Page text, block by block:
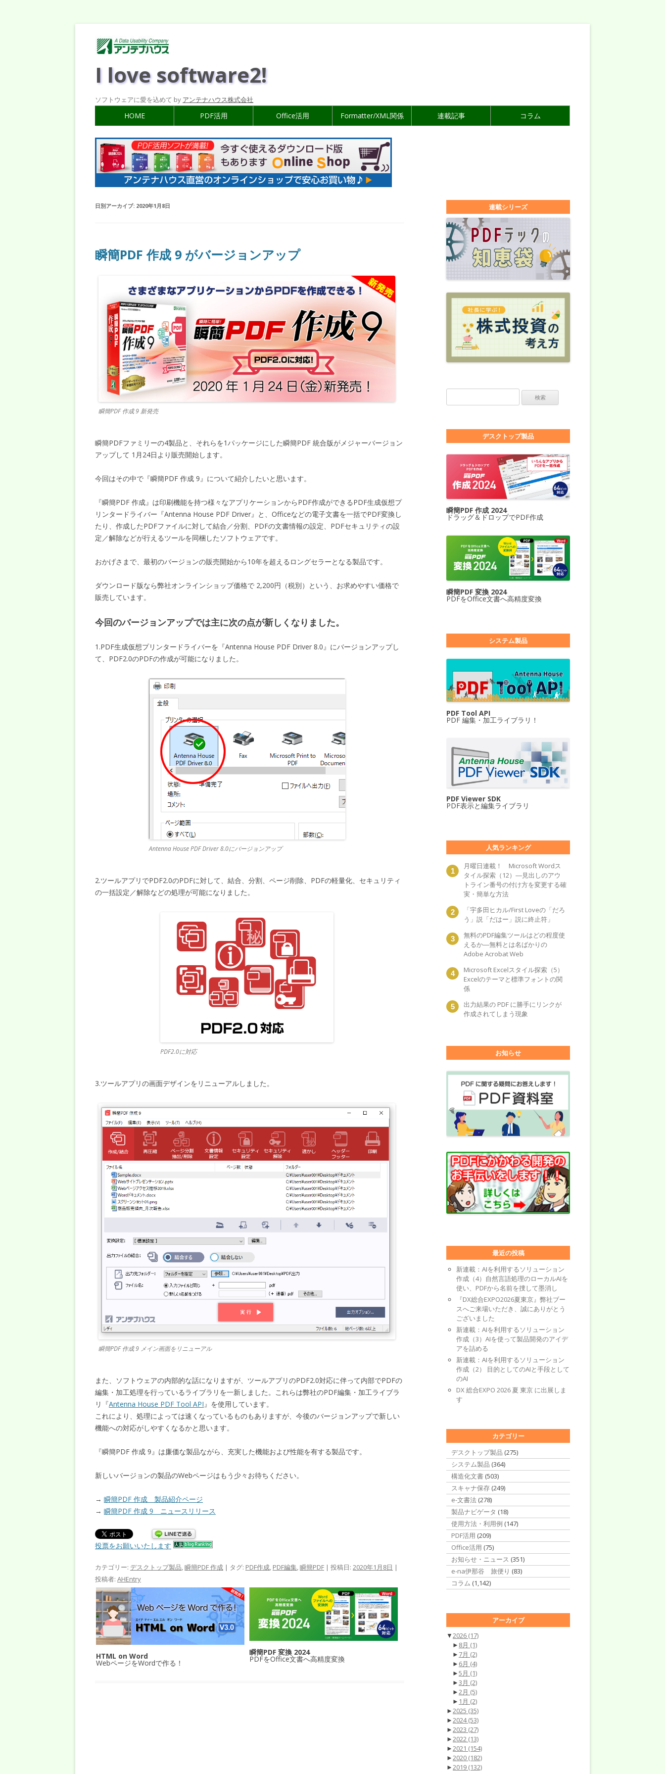
I love software2!
ソフトウェアに愛を込めて by アンテナハウス株式会社
HOME PDF活用 Office活用 Formatter/XML関係 連載記事 コラム
日別アーカイブ: 2020年1月8日
瞬簡PDF 作成 9 がバージョンアップ
瞬簡PDF 作成 9 新発売
瞬簡PDFファミリーの4製品と、それらを1パッケージにした瞬簡PDF 統合版がメジャーバージョン
アップして 1月24日より販売開始します。
今回はその中で『瞬簡PDF 作成 9』について紹介したいと思います。
『瞬簡PDF 作成』は印刷機能を持つ様々なアプリケーションからPDF作成ができるPDF生成仮想プ
リンタードライバー『Antenna House PDF Driver』と、Officeなどの電子文書を一括でPDF変換し
たり、作成したPDFファイルに対して結合／分割、PDFの文書情報の設定、PDFセキュリティの設
定／解除などが行えるツールを同梱したソフトウェアです。
おかげさまで、最初のバージョンの販売開始から10年を超えるロングセラーとなる製品です。
ダウンロード版なら弊社オンラインショップ価格で 2,200円（税別）という、お求めやすい価格で
販売しています。
今回のバージョンアップでは主に次の点が新しくなりました。
1.PDF生成仮想プリンタードライバーを『Antenna House PDF Driver 8.0』にバージョンアップし
て、PDF2.0のPDFの作成が可能になりました。
Antenna House PDF Driver 8.0にバージョンアップ
2.ツールアプリでPDF2.0のPDFに対して、結合、分割、ページ削除、PDFの軽量化、セキュリティ
の一括設定／解除などの処理が可能になりました。
PDF2.0に対応
3.ツールアプリの画面デザインをリニューアルしました。
瞬簡PDF 作成 9 メイン画面をリニューアル
また、ソフトウェアの内部的な話になりますが、ツールアプリのPDF2.0対応に伴って内部でPDFの
編集・加工処理を行っているライブラリを一新しました。これらは弊社のPDF編集・加工ライブラ
リ『Antenna House PDF Tool API』を使用しています。
これにより、処理によっては速くなっているものもありますが、今後のバージョンアップで新しい
機能への対応がしやすくなるかと思います。
『瞬簡PDF 作成 9』は廉価な製品ながら、充実した機能および性能を有する製品です。
新しいバージョンの製品のWebページはもう少々お待ちください。
→ 瞬簡PDF 作成 製品紹介ページ
→ 瞬簡PDF 作成 9 ニュースリリース
投票をお願いいたします
カテゴリー: デスクトップ製品,瞬簡PDF 作成 | タグ: PDF作成, PDF編集,瞬簡PDF | 投稿日: 2020年1月8日 |
投稿者: AHEntry
HTML on Word
WebページをWordで作る！
瞬簡PDF 変換 2024
PDFをOffice文書へ高精度変換
連載シリーズ
デスクトップ製品
瞬簡PDF 作成 2024
ドラッグ＆ドロップでPDF作成
瞬簡PDF 変換 2024
PDFをOffice文書へ高精度変換
システム製品
PDF Tool API
PDF 編集・加工ライブラリ！
PDF Viewer SDK
PDF表示と編集ライブラリ
人気ランキング
月曜日連載！ Microsoft Wordス
タイル探索（12）―見出しのアウ
トライン番号の付け方を変更する確
実・簡単な方法
「宇多田ヒカル/First Loveの「だろ
う」説「だはー」説に終止符」
無料のPDF編集ツールはどの程度使
えるか―無料とは名ばかりの
Adobe Acrobat Web
Microsoft Excelスタイル探索（5）
Excelのテーマと標準フォントの関
係
出力結果の PDF に勝手にリンクが
作成されてしまう現象
お知らせ
最近の投稿
新連載：AIを利用するソリューション
作成（4）自然言語処理のローカルAIを
使い、PDFから名前を捜して墨消し
『DX総合EXPO2026夏東京』弊社ブー
スへご来場いただき、誠にありがとう
ございました
新連載：AIを利用するソリューション
作成（3）AIを使って製品開発のアイデ
アを詰める
新連載：AIを利用するソリューション
作成（2） 目的としてのAIと手段として
のAI
DX 総合EXPO 2026 夏 東京 に出展しま
す
カテゴリー
デスクトップ製品 (275)
システム製品 (364)
構造化文書 (503)
スキャナ保存 (249)
e-文書法 (278)
製品ナビゲータ (18)
使用方法・利用例 (147)
PDF活用 (209)
Office活用 (75)
お知らせ・ニュース (351)
e-na伊那谷 旅便り (83)
コラム (1,142)
アーカイブ
▼2026 (17)
► 8月 (1)
► 7月 (2)
► 6月 (4)
►5月 (1)
►3月 (2)
►2月 (5)
► 1月 (2)
►2025 (35)
►2024(53)
►2023 (27)
►2022 (13)
►2021 (154)
►2020 (182)
►2019 (132)